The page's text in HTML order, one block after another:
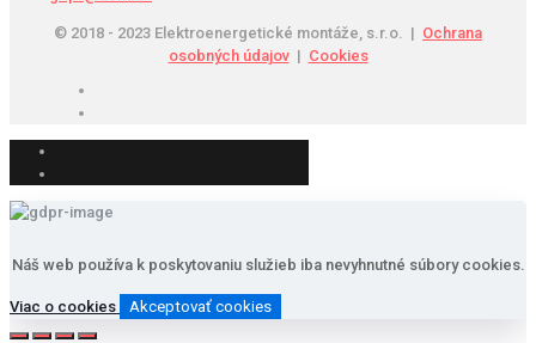
© 2018 - 2023 Elektroenergetické montáže, s.r.o. | Ochrana
osobných údajov| Cookies
Náš web používa k poskytovaniu služieb iba nevyhnutné súbory cookies.
Viac o cookies Akceptovať cookies